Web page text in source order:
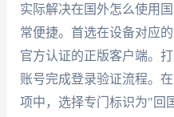
实际解决在国外怎么使用
常便捷。首选在设备对应
官方认证的正版客户端。
账号完成登录验证流程。
项中，选择专门标识为"回